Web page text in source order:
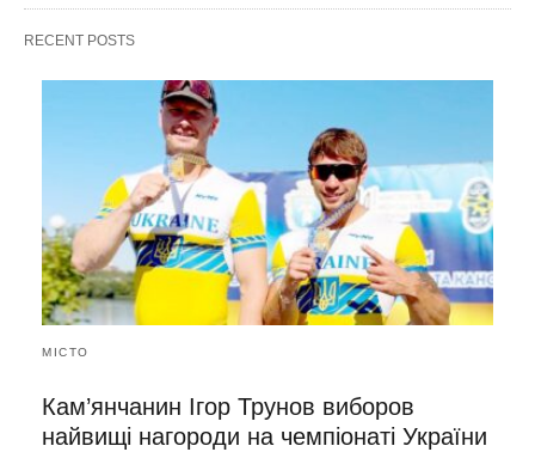
RECENT POSTS
МІСТО
Кам’янчанин Ігор Трунов виборов
найвищі нагороди на чемпіонаті України